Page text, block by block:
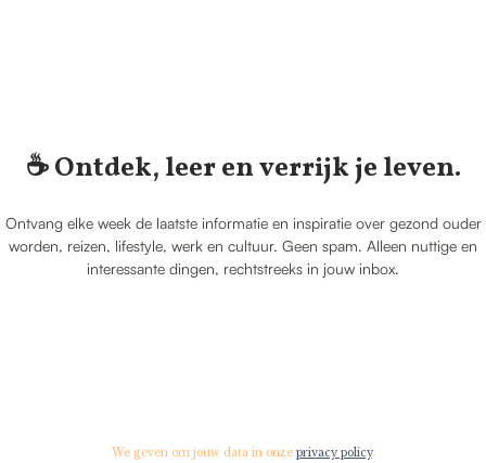
☕️ Ontdek, leer en verrijk je leven.
Ontvang elke week de laatste informatie en inspiratie over gezond ouder
worden, reizen, lifestyle, werk en cultuur. Geen spam. Alleen nuttige en
interessante dingen, rechtstreeks in jouw inbox.
We geven om jouw data in onze privacy policy.